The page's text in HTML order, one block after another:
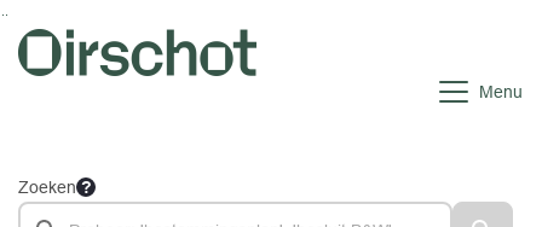
Ga naar de inhoud van deze pagina
Ga naar het zoeken
Ga naar het menu
Menu
Zoeken